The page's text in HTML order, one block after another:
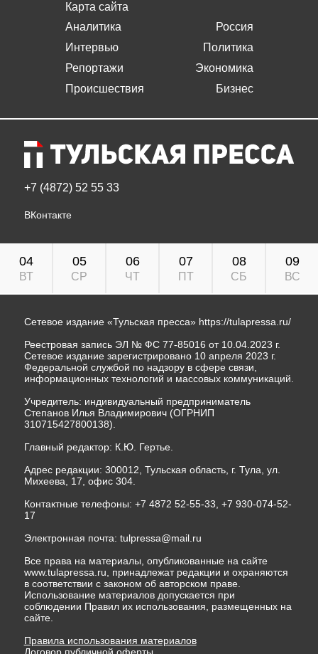
Карта сайта
Аналитика
Интервью
Репортажи
Происшествия
Россия
Политика
Экономика
Бизнес
+7 (4872) 52 55 33
ВКонтакте
04
ВТ
05
СР
06
ЧТ
07
ПТ
08
СБ
09
ВС
Сетевое издание «Тульская пресса» https://tulapressa.ru/
Реестровая запись ЭЛ № ФС 77-85016 от 10.04.2023 г.
Сетевое издание зарегистрировано 10 апреля 2023 г.
Федеральной службой по надзору в сфере связи,
информационных технологий и массовых коммуникаций.
Учредитель: индивидуальный предприниматель
Степанов Илья Владимирович (ОГРНИП
310715427800138).
Главный редактор: К.Ю. Гертье.
Адрес редакции: 300012, Тульская область, г. Тула, ул.
Михеева, 17, офис 304.
Контактные телефоны: +7 4872 52-55-33, +7 930-074-52-
17
Электронная почта: tulpressa@mail.ru
Все права на материалы, опубликованные на сайте
www.tulapressa.ru, принадлежат редакции и охраняются
в соответствии с законом об авторском праве.
Использование материалов допускается при
соблюдении Правил их использования, размещенных на
сайте.
Правила использования материалов